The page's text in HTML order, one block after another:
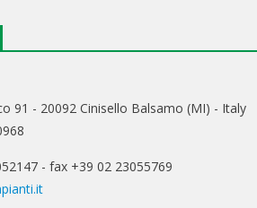
91 - 20092 Cinisello Balsamo (MI) - Italy
- fax +39 02 23055769